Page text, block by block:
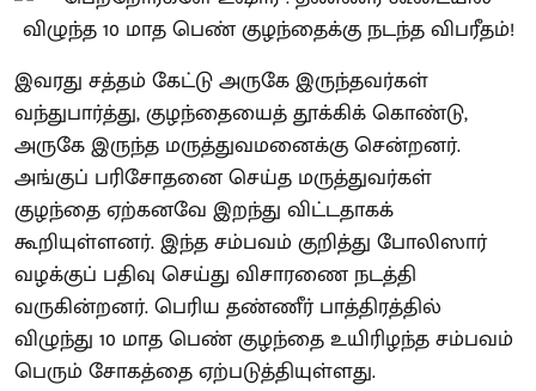
இவரது சத்தம் கேட்டு அருகே இருந்தவர்கள்
வந்துபார்த்து, குழந்தையைத் தூக்கிக் கொண்டு,
அருகே இருந்த மருத்துவமனைக்கு சென்றனர்.
அங்குப் பரிசோதனை செய்த மருத்துவர்கள்
குழந்தை ஏற்கனவே இறந்து விட்டதாகக்
கூறியுள்ளனர். இந்த சம்பவம் குறித்து போலிஸார்
வழக்குப் பதிவு செய்து விசாரணை நடத்தி
வருகின்றனர். பெரிய தண்ணீர் பாத்திரத்தில்
விழுந்து 10 மாத பெண் குழந்தை உயிரிழந்த சம்பவம்
பெரும் சோகத்தை ஏற்படுத்தியுள்ளது.